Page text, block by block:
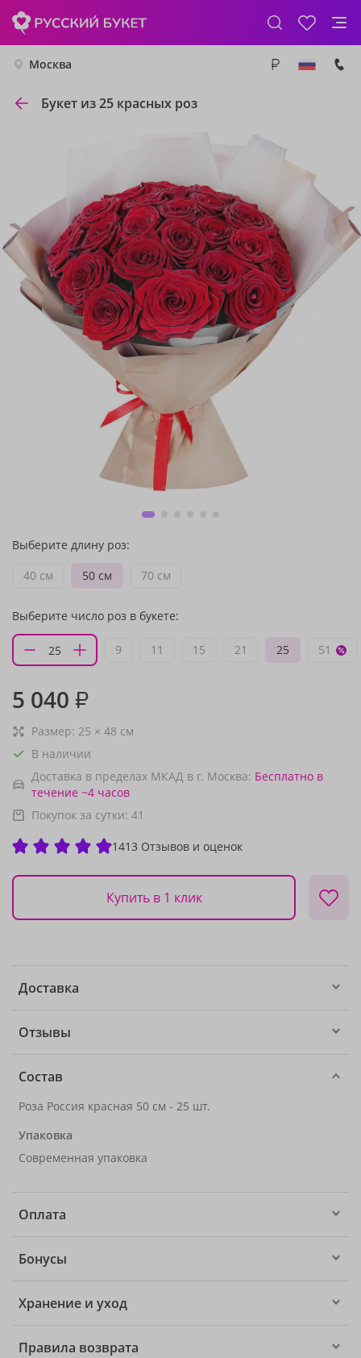
Москва
Букет из 25 красных роз
Выберите длину роз:
40 см
50 см 70 см
Выберите число роз в букете:
9 11 15 21 25 51
5 040 ₽
Размер: 25 × 48 см
В наличии
Доставка в пределах МКАД в г. Москва: Бесплатно в
течение ~4 часов
Покупок за сутки: 41
1413 Отзывов и оценок
Купить в 1 клик
Доставка
Отзывы
Состав
Роза Россия красная 50 см - 25 шт.
Упаковка
Современная упаковка
Оплата
Бонусы
Хранение и уход
Правила возврата